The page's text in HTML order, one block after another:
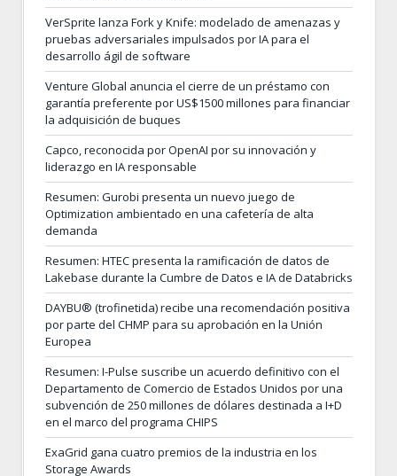
VerSprite lanza Fork y Knife: modelado de amenazas y
pruebas adversariales impulsados por IA para el
desarrollo ágil de software
Venture Global anuncia el cierre de un préstamo con
garantía preferente por US$1500 millones para financiar
la adquisición de buques
Capco, reconocida por OpenAI por su innovación y
liderazgo en IA responsable
Resumen: Gurobi presenta un nuevo juego de
Optimization ambientado en una cafetería de alta
demanda
Resumen: HTEC presenta la ramificación de datos de
Lakebase durante la Cumbre de Datos e IA de Databricks
DAYBU® (trofinetida) recibe una recomendación positiva
por parte del CHMP para su aprobación en la Unión
Europea
Resumen: I-Pulse suscribe un acuerdo definitivo con el
Departamento de Comercio de Estados Unidos por una
subvención de 250 millones de dólares destinada a I+D
en el marco del programa CHIPS
ExaGrid gana cuatro premios de la industria en los
Storage Awards